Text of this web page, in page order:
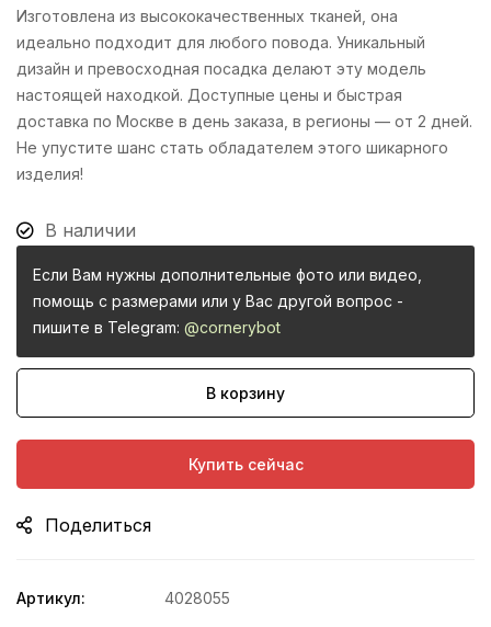
Изготовлена из высококачественных тканей, она
идеально подходит для любого повода. Уникальный
дизайн и превосходная посадка делают эту модель
настоящей находкой. Доступные цены и быстрая
доставка по Москве в день заказа, в регионы — от 2 дней.
Не упустите шанс стать обладателем этого шикарного
изделия!
В наличии
Если Вам нужны дополнительные фото или видео,
помощь с размерами или у Вас другой вопрос -
пишите в Telegram: @cornerybot
В корзину
Купить сейчас
Поделиться
Артикул:
4028055